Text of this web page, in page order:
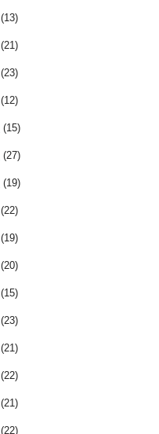
(13)
(21)
(23)
(12)
(15)
(27)
(19)
(22)
(19)
(20)
(15)
(23)
(21)
(22)
(21)
(22)